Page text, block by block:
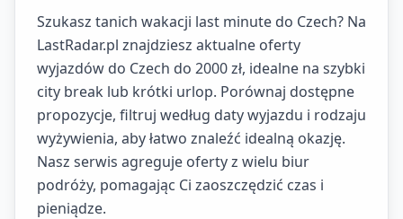
Szukasz tanich wakacji last minute do Czech? Na
LastRadar.pl znajdziesz aktualne oferty
wyjazdów do Czech do 2000 zł, idealne na szybki
city break lub krótki urlop. Porównaj dostępne
propozycje, filtruj według daty wyjazdu i rodzaju
wyżywienia, aby łatwo znaleźć idealną okazję.
Nasz serwis agreguje oferty z wielu biur
podróży, pomagając Ci zaoszczędzić czas i
pieniądze.